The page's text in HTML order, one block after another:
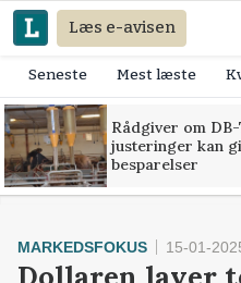
Læs e-avisen
Seneste Mest læste
Rådgiver om
justeringer kan
besparelser
MARKEDSFOKUS 15-01-
Dollaren laver